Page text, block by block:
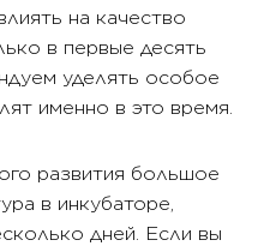
на качество
в первые десять
уделять особое
именно в это время.
развития большое
в инкубаторе,
дней. Если вы